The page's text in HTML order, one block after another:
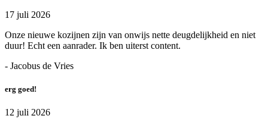
17 juli 2026
Onze nieuwe kozijnen zijn van onwijs nette deugdelijkheid en niet
duur! Echt een aanrader. Ik ben uiterst content.
- Jacobus de Vries
erg goed!
12 juli 2026